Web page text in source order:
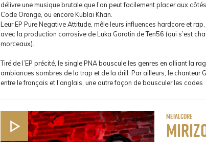
délivre une musique brutale que l’on peut facilement placer aux
Code Orange, ou encore Kublai Khan.
Leur EP Pure Negative Attitude, mêle leurs influences hardcore et
avec la production corrosive de Luka Garotin de Ten56 (qui s’est
morceaux).
Tiré de l’EP précité, le single PNA bouscule les genres en alliant la
ambiances sombres de la trap et de la drill. Par ailleurs, le chanteur
entre le français et l’anglais, une autre façon de bousculer les codes
Metalcore